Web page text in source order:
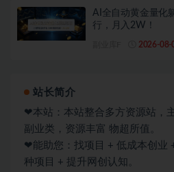
AI全自动黄金量化
行，月入2W！
2026-08-
站长简介
❤本站：本站整合多方资源站，
副业类，资源丰富 物超所值。
❤能助您：找项目 + 低成本创业
种项目 + 提升网创认知。